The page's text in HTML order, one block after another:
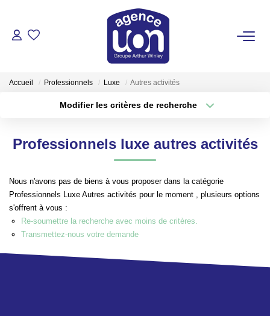
ACHETER
Pour Se Rencontrer
Accueil Professionnels Luxe Autres activités
Modifier les critères de recherche
Type de bien
Budget max Plus de critères
Professionnels luxe autres activités
Nous n'avons pas de biens à vous proposer dans la catégorie
Professionnels Luxe Autres activités pour le moment , plusieurs options
s'offrent à vous :
Re-soumettre la recherche avec moins de critères.
Transmettez-nous votre demande